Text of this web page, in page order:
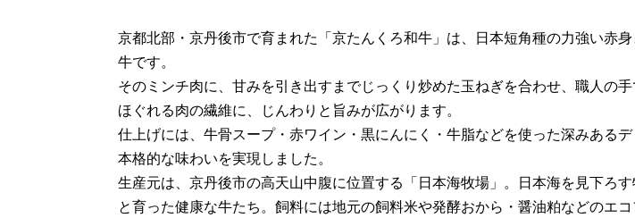
京都北部・京丹後市で育まれた「京たんくろ和牛」は、日本短角種の力強い赤
牛です。
そのミンチ肉に、甘みを引き出すまでじっくり炒めた玉ねぎを合わせ、職人の
ほぐれる肉の繊維に、じんわりと旨みが広がります。
仕上げには、牛骨スープ・赤ワイン・黒にんにく・牛脂などを使った深みある
本格的な味わいを実現しました。
生産元は、京丹後市の高天山中腹に位置する「日本海牧場」。日本海を見下ろ
と育った健康な牛たち。飼料には地元の飼料米や発酵おから・醤油粕などのエ